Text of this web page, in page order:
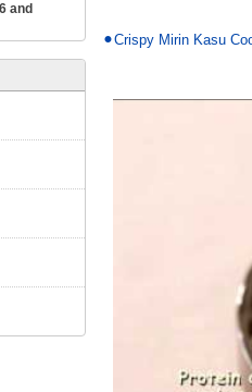
and
⚫︎Crispy Mirin Kasu